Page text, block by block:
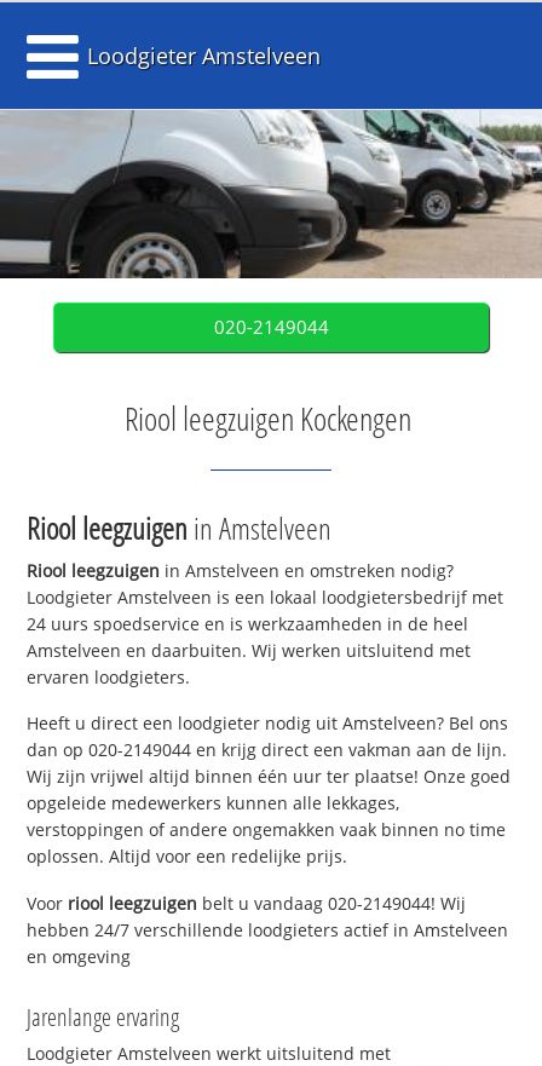
Loodgieter Amstelveen
020-2149044
Riool leegzuigen Kockengen
Riool leegzuigen in Amstelveen
Riool leegzuigen in Amstelveen en omstreken nodig?
Loodgieter Amstelveen is een lokaal loodgietersbedrijf met
24 uurs spoedservice en is werkzaamheden in de heel
Amstelveen en daarbuiten. Wij werken uitsluitend met
ervaren loodgieters.
Heeft u direct een loodgieter nodig uit Amstelveen? Bel ons
dan op 020-2149044 en krijg direct een vakman aan de lijn.
Wij zijn vrijwel altijd binnen één uur ter plaatse! Onze goed
opgeleide medewerkers kunnen alle lekkages,
verstoppingen of andere ongemakken vaak binnen no time
oplossen. Altijd voor een redelijke prijs.
Voor riool leegzuigen belt u vandaag 020-2149044! Wij
hebben 24/7 verschillende loodgieters actief in Amstelveen
en omgeving
Jarenlange ervaring
Loodgieter Amstelveen werkt uitsluitend met